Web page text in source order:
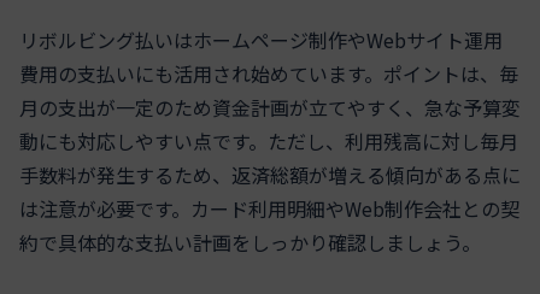
リボルビング払いはホームページ制作やWebサイト運用
費用の支払いにも活用され始めています。ポイントは、毎
月の支出が一定のため資金計画が立てやすく、急な予算変
動にも対応しやすい点です。ただし、利用残高に対し毎月
手数料が発生するため、返済総額が増える傾向がある点に
は注意が必要です。カード利用明細やWeb制作会社との契
約で具体的な支払い計画をしっかり確認しましょう。